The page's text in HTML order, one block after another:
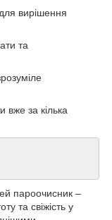
вирішення
та
вже за кілька
пароочисник –
та свіжість у